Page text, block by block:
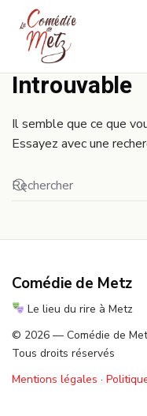
Passer au contenu
Introuvable
Il semble que ce que
Essayez avec une
Comédie de Metz
Le lieu du rire à Metz
© 2026 — Comédie de
Tous droits réservés
Mentions légales ·